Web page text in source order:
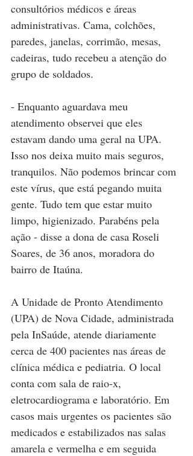
consultórios médicos e áreas
administrativas. Cama, colchões,
paredes, janelas, corrimão, mesas,
cadeiras, tudo recebeu a atenção do
grupo de soldados.
- Enquanto aguardava meu
atendimento observei que eles
estavam dando uma geral na UPA.
Isso nos deixa muito mais seguros,
tranquilos. Não podemos brincar com
este vírus, que está pegando muita
gente. Tudo tem que estar muito
limpo, higienizado. Parabéns pela
ação - disse a dona de casa Roseli
Soares, de 36 anos, moradora do
bairro de Itaúna.
A Unidade de Pronto Atendimento
(UPA) de Nova Cidade, administrada
pela InSaúde, atende diariamente
cerca de 400 pacientes nas áreas de
clínica médica e pediatria. O local
conta com sala de raio-x,
eletrocardiograma e laboratório. Em
casos mais urgentes os pacientes são
medicados e estabilizados nas salas
amarela e vermelha e em seguida